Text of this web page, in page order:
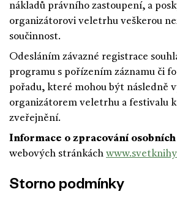
nákladů právního zastoupení, a
organizátorovi veletrhu veškerou
součinnost.
Odesláním závazné registrace
programu s pořízením záznamu či
pořadu, které mohou být následně
organizátorem veletrhu a festivalu
zveřejnění.
Informace o zpracování
webových stránkách
Storno podmínky